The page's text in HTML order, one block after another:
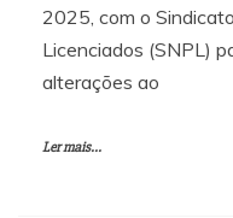
2025, com o
Licenciados (SNPL)
alterações ao
Ler mais...